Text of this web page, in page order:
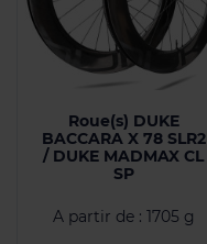
Roue(s) DUKE
BACCARA X 78 SLR2
/ DUKE MADMAX CL
SP
A partir de : 1705 g